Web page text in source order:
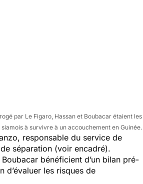
par Le Figaro, Hassan et Boubacar étaient les
à survivre à un accouchement en Guinée.
responsable du service de
séparation (voir encadré).
bénéficient d’un bilan pré-
d’évaluer les risques de